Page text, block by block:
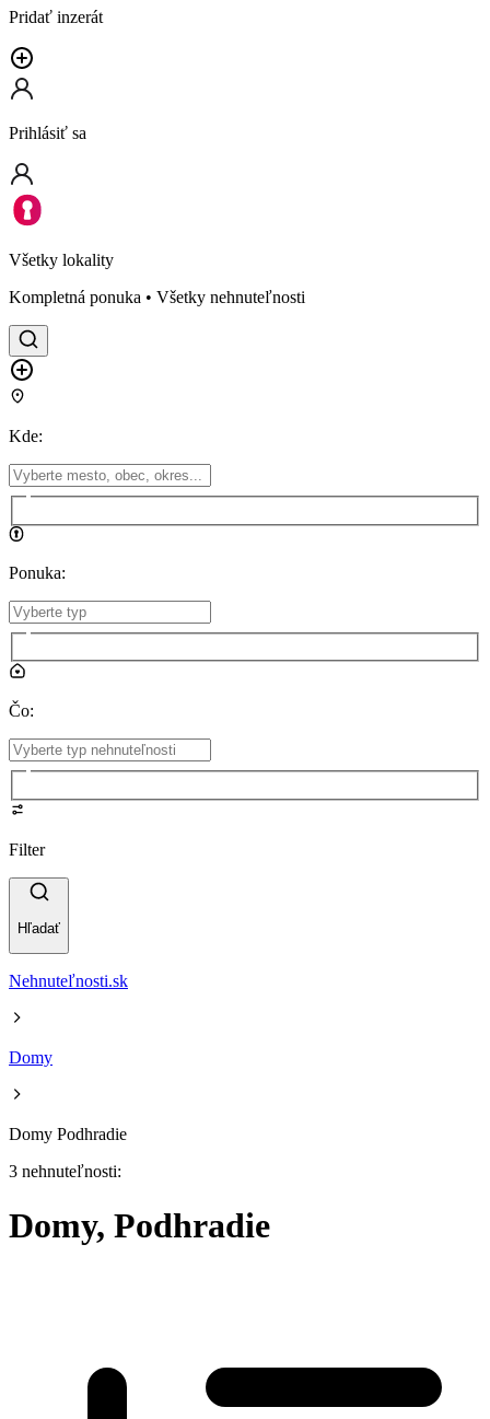
Pridať inzerát
Prihlásiť sa
Všetky lokality
Kompletná ponuka • Všetky nehnuteľnosti
Kde:
Ponuka:
Čo:
Filter
Hľadať
Nehnuteľnosti.sk
Domy
Domy Podhradie
3 nehnuteľnosti:
Domy, Podhradie